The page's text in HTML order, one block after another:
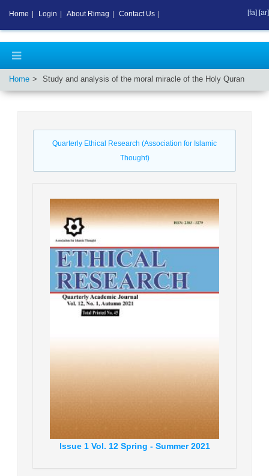
Home Study and analysis of the moral miracle of the Holy Quran
Quarterly Ethical Research (Association for Islamic
Thought)
Issue1 Vol. 12 Spring - Summer 2021
Home Login About Rimag Contact Us [fa] [ar]